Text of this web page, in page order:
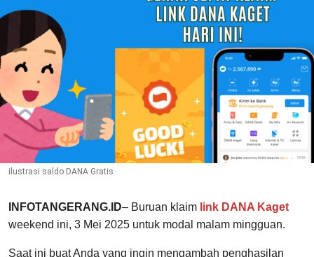
ilustrasi saldo DANA Gratis
INFOTANGERANG.ID– Buruan klaim link DANA Kaget
weekend ini, 3 Mei 2025 untuk modal malam mingguan.
Saat ini buat Anda yang ingin mengambah penghasilan